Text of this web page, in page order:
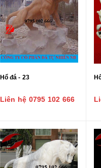
Hổ đá - 23
Liên hệ 0795 102 666